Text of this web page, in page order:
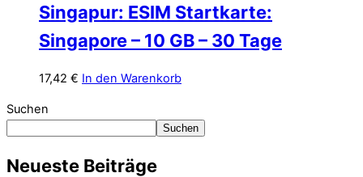
Singapur: ESIM Startkarte:
Singapore – 10 GB – 30 Tage
17,42 € In den Warenkorb
Suchen
Suchen
Neueste Beiträge